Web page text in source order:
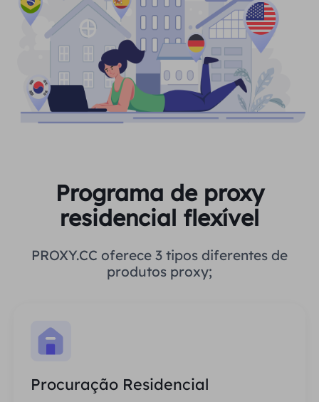
Programa de proxy
residencial flexível
PROXY.CC oferece 3 tipos diferentes de
produtos proxy;
Procuração Residencial